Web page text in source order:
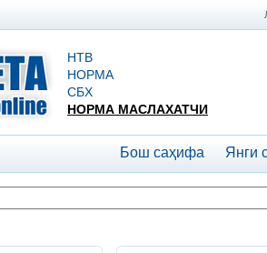
НТВ
НОРМА
СБХ
НОРМА МАСЛАХАТЧИ
Бош саҳифа Янги